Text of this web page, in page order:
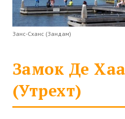
Занс-Сханс (Зандам)
Замок Де
(Утрехт)